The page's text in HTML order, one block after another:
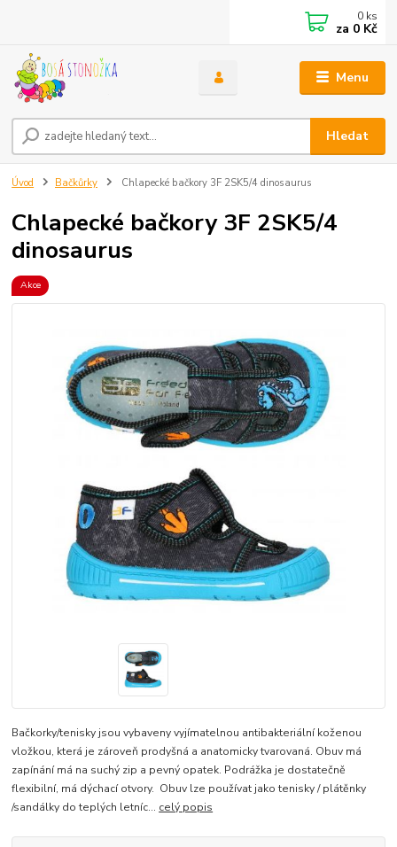
Menu
Hledat
0 ks
za 0 Kč
Úvod Bačkůrky Chlapecké bačkory 3F 2SK5/4 dinosaurus
Chlapecké bačkory 3F 2SK5/4
dinosaurus
Akce
Bačkorky/tenisky jsou vybaveny vyjímatelnou antibakteriální koženou
vložkou, která je zároveň prodyšná a anatomicky tvarovaná. Obuv má
zapínání má na suchý zip a pevný opatek. Podrážka je dostatečně
flexibilní, má dýchací otvory. Obuv lze používat jako tenisky / plátěnky
/sandálky do teplých letníc... celý popis